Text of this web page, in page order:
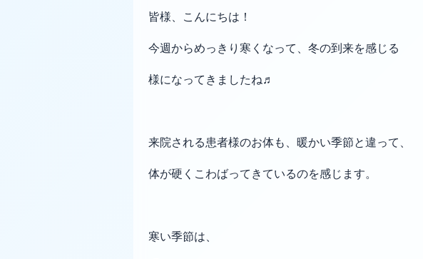
皆様、こんにちは！
今週からめっきり寒くなって、冬の到来を感じる
様になってきましたね♬
来院される患者様のお体も、暖かい季節と違って、
体が硬くこわばってきているのを感じます。
寒い季節は、